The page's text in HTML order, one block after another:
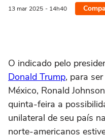
13 mar 2025 - 14h40
O indicado pelo
Donald Trump, para
México, Ronald
quinta-feira a
unilateral de seu país
norte-americanos